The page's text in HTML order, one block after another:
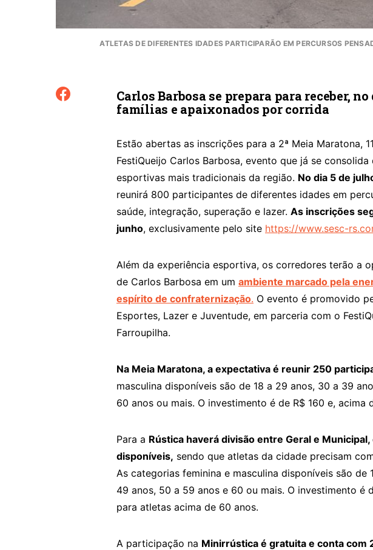
ATLETAS DE DIFERENTES IDADES PARTICIPARÃO EM PERCURSOS
Carlos Barbosa se prepara para receber,
famílias e apaixonados por corrida
Estão abertas as inscrições para a 2ª Meia Maratona,
FestiQueijo Carlos Barbosa, evento que já se
esportivas mais tradicionais da região. No dia 5 de
reunirá 800 participantes de diferentes idades em
saúde, integração, superação e lazer. As inscrições
junho, exclusivamente pelo site https://www.sesc-
Além da experiência esportiva, os corredores terão a
de Carlos Barbosa em um ambiente marcado pela
espírito de confraternização. O evento é promovido
Esportes, Lazer e Juventude, em parceria com o
Farroupilha.
Na Meia Maratona, a expectativa é reunir 250
masculina disponíveis são de 18 a 29 anos, 30 a 39
60 anos ou mais. O investimento é de R$ 160 e, acima
Para a Rústica haverá divisão entre Geral e
disponíveis, sendo que atletas da cidade precisam
As categorias feminina e masculina disponíveis são de
49 anos, 50 a 59 anos e 60 ou mais. O investimento é
para atletas acima de 60 anos.
A participação na Minirrústica é gratuita e conta com